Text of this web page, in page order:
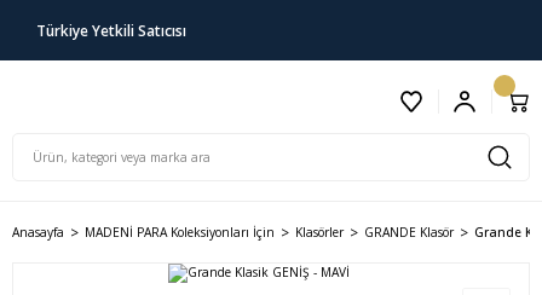
Türkiye Yetkili Satıcısı
Anasayfa MADENİ PARA Koleksiyonları İçin Klasörler GRANDE Klasör Grande